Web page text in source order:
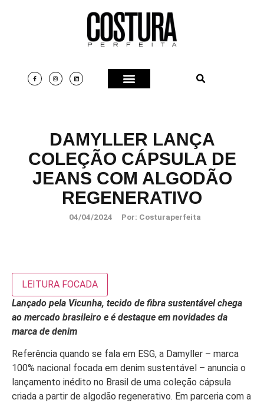
DAMYLLER LANÇA
COLEÇÃO CÁPSULA DE
JEANS COM ALGODÃO
REGENERATIVO
04/04/2024 Por: Costuraperfeita
LEITURA FOCADA
Lançado pela Vicunha, tecido de fibra sustentável chega
ao mercado brasileiro e é destaque em novidades da
marca de denim
Referência quando se fala em ESG, a Damyller – marca
100% nacional focada em denim sustentável – anuncia o
lançamento inédito no Brasil de uma coleção cápsula
criada a partir de algodão regenerativo. Em parceria com a